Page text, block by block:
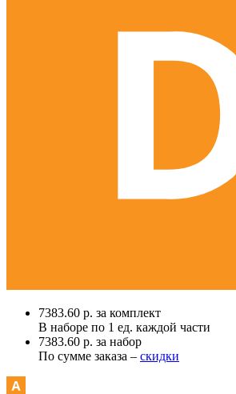
7383.60 р. за комплект
В наборе по 1 ед. каждой части
7383.60 р. за набор
По сумме заказа – скидки